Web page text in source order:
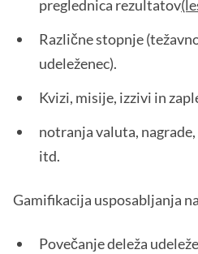
preglednica rezultatov
Različne stopnje
udeleženec).
Kvizi, misije, izzivi in
notranja valuta,
itd.
Gamifikacija usposabljanja
Povečanje deleža